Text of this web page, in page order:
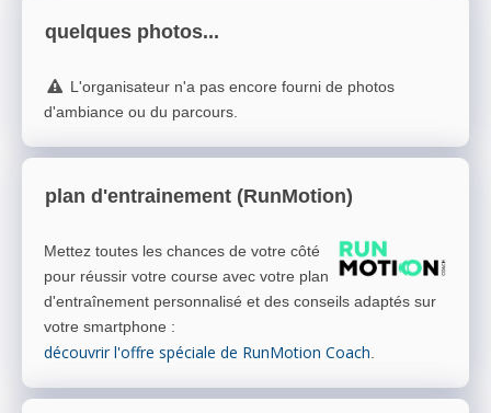
quelques photos...
L'organisateur n'a pas encore fourni de photos
d'ambiance ou du parcours.
plan d'entrainement (RunMotion)
Mettez toutes les chances de votre côté
pour réussir votre course avec votre plan
d'entraînement personnalisé et des conseils adaptés sur
votre smartphone :
découvrir l'offre spéciale de RunMotion Coach.